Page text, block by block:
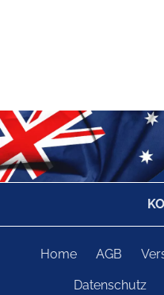
Home AGB
Datenschutz